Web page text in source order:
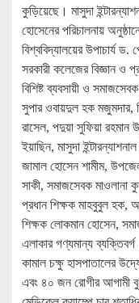
কুড়িয়েছে। মাসুদা
হোসেনের পরিচালনায়
বিশ্ববিদ্যালয়ের উপাচার্য
সরকারী কলেজের বিজ্ঞান ও
বিশিষ্ট ব্যবসায়ী ও
সুপার ওবায়দুল হক মজুমদার,
রাসেল, পদুয়া সুফিয়া রহমান
ইয়াছিন, মাসুদা
জামাল হোসেন শামীম,
সাকী, সমাজসেবক মাওলানা
প্রধান শিক্ষক মাহবুবুল হক,
শিক্ষক লোকমান হোসেন,
এলাকার গণ্যমান্য
কামাল চক্ষু হাসপাতালের
এবং ৪০ জন রোগীর আগামী